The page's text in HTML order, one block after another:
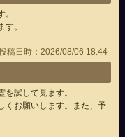
。
稿日時：2026/08/06 18:44
試して見ます。
くお願いします。また、予